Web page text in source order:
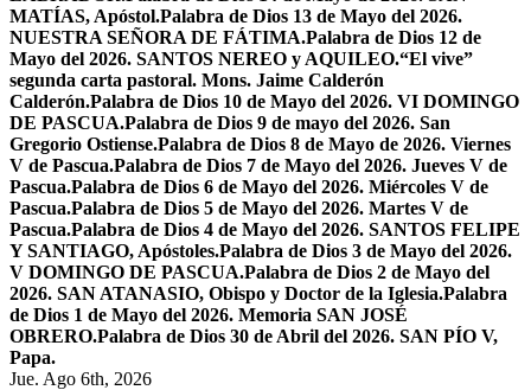
MATÍAS, Apóstol.Palabra de Dios 13 de Mayo del 2026.
NUESTRA SEÑORA DE FÁTIMA.Palabra de Dios 12 de
Mayo del 2026. SANTOS NEREO y AQUILEO.“El vive”
segunda carta pastoral. Mons. Jaime Calderón
Calderón.Palabra de Dios 10 de Mayo del 2026. VI DOMINGO
DE PASCUA.Palabra de Dios 9 de mayo del 2026. San
Gregorio Ostiense.Palabra de Dios 8 de Mayo de 2026. Viernes
V de Pascua.Palabra de Dios 7 de Mayo del 2026. Jueves V de
Pascua.Palabra de Dios 6 de Mayo del 2026. Miércoles V de
Pascua.Palabra de Dios 5 de Mayo del 2026. Martes V de
Pascua.Palabra de Dios 4 de Mayo del 2026. SANTOS FELIPE
Y SANTIAGO, Apóstoles.Palabra de Dios 3 de Mayo del 2026.
V DOMINGO DE PASCUA.Palabra de Dios 2 de Mayo del
2026. SAN ATANASIO, Obispo y Doctor de la Iglesia.Palabra
de Dios 1 de Mayo del 2026. Memoria SAN JOSÉ
OBRERO.Palabra de Dios 30 de Abril del 2026. SAN PÍO V,
Papa.
Jue. Ago 6th, 2026